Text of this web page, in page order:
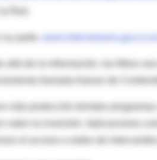
www.internetsano.gov.co.es
más protección brindan
valen la inversión. Aplicaciones